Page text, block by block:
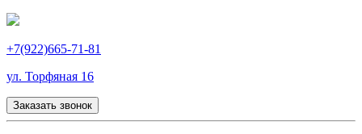
+7(922)665-71-81
ул. Торфяная 16
Заказать звонок